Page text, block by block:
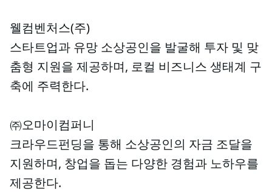
웰컴벤처스(주)
스타트업과 유망 소상공인을 발굴해 투자 및 맞
춤형 지원을 제공하며, 로컬 비즈니스 생태계 구
축에 주력한다.
㈜오마이컴퍼니
크라우드펀딩을 통해 소상공인의 자금 조달을
지원하며, 창업을 돕는 다양한 경험과 노하우를
제공한다.